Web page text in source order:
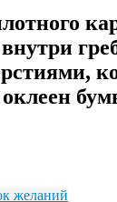
желаний